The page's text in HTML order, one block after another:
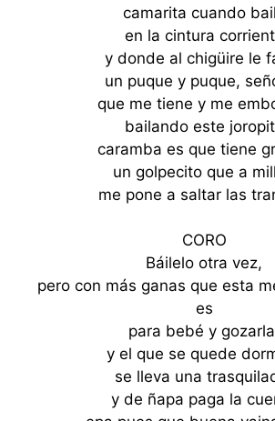
camarita cuando
en la cintura
y donde al chigüire le
un puque y puque,
que me tiene y me
bailando este
caramba es que tiene
un golpecito que a
me pone a saltar las
CORO
Báilelo otra vez,
pero con más ganas que esta
es
para bebé y
y el que se quede
se lleva una
y de ñapa paga la